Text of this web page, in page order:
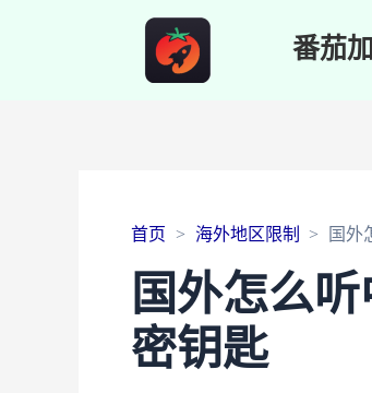
番茄
首页 海外地区限制 国外
国外怎么
密钥匙